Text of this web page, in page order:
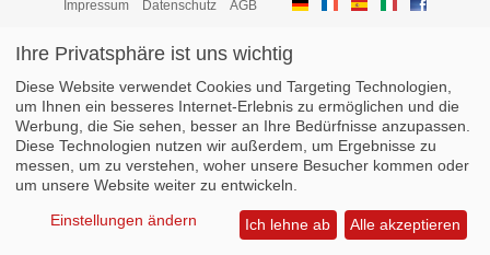
Impressum Datenschutz AGB
Ihre Privatsphäre ist uns wichtig
Diese Website verwendet Cookies und Targeting Technologien,
um Ihnen ein besseres Internet-Erlebnis zu ermöglichen und die
Werbung, die Sie sehen, besser an Ihre Bedürfnisse anzupassen.
Diese Technologien nutzen wir außerdem, um Ergebnisse zu
messen, um zu verstehen, woher unsere Besucher kommen oder
um unsere Website weiter zu entwickeln.
Einstellungen ändern
Ich lehne ab Alle akzeptieren